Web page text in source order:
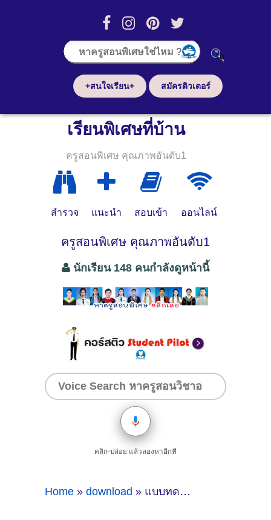
+สนใจเรียน+ สมัครติวเตอร์
เรียนพิเศษที่บ้าน
ครูสอนพิเศษ คุณภาพอันดับ1
สำรวจ แนะนำ สอบเข้า ออนไลน์
ครูสอนพิเศษ คุณภาพอันดับ1
นักเรียน 148 คนกำลังดูหน้านี้
คลิก-ปล่อย แล้วลองหาอีกที
Home » download » แบบทดสอบวิชาภาษาอังกฤษ เพชรยอดมงกุฎ ช่วงชั้นที่2 (ประถมปลาย) พร้อมเฉลย [Download pdf]